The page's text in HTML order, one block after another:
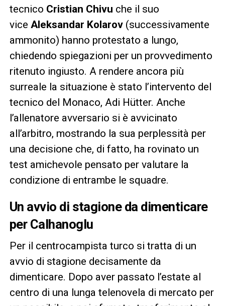
tecnico Cristian Chivu che il suo
vice Aleksandar Kolarov(successivamente
ammonito) hanno protestato a lungo,
chiedendo spiegazioni per un provvedimento
ritenuto ingiusto. A rendere ancora più
surreale la situazione è stato l’intervento del
tecnico del Monaco, Adi Hütter. Anche
l’allenatore avversario si è avvicinato
all’arbitro, mostrando la sua perplessità per
una decisione che, di fatto, ha rovinato un
test amichevole pensato per valutare la
condizione di entrambe le squadre.
Un avvio di stagione da dimenticare
per Calhanoglu
Per il centrocampista turco si tratta di un
avvio di stagione decisamente da
dimenticare. Dopo aver passato l’estate al
centro di una lunga telenovela di mercato per